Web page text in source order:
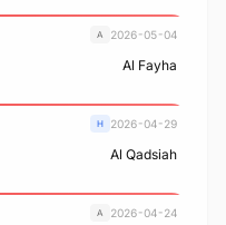
2026-05-04
A
Al Fayha
2026-04-29
H
Al Qadsiah
2026-04-24
A